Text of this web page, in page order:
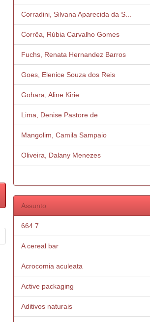
Corradini, Silvana Aparecida da S...
Corrêa, Rúbia Carvalho Gomes
Fuchs, Renata Hernandez Barros
Goes, Elenice Souza dos Reis
Gohara, Aline Kirie
Lima, Denise Pastore de
Mangolim, Camila Sampaio
Oliveira, Dalany Menezes
Assunto
664.7
A cereal bar
Acrocomia aculeata
Active packaging
Aditivos naturais